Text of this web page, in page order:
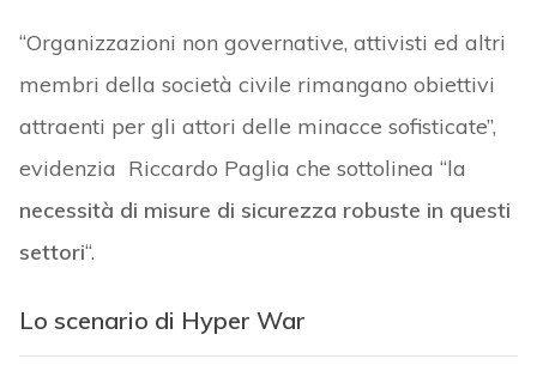
“Organizzazioni non governative, attivisti ed altri
membri della società civile rimangano obiettivi
attraenti per gli attori delle minacce sofisticate”,
evidenzia Riccardo Paglia che sottolinea “la
necessità di misure di sicurezza robuste in questi
settori“.
Lo scenario di Hyper War